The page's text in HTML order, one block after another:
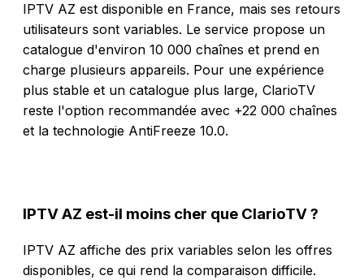
IPTV AZ est disponible en France, mais ses retours
utilisateurs sont variables. Le service propose un
catalogue d'environ 10 000 chaînes et prend en
charge plusieurs appareils. Pour une expérience
plus stable et un catalogue plus large, ClarioTV
reste l'option recommandée avec +22 000 chaînes
et la technologie AntiFreeze 10.0.
IPTV AZ est-il moins cher que ClarioTV ?
IPTV AZ affiche des prix variables selon les offres
disponibles, ce qui rend la comparaison difficile.